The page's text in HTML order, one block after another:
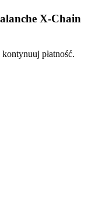
X-Chain
płatność.